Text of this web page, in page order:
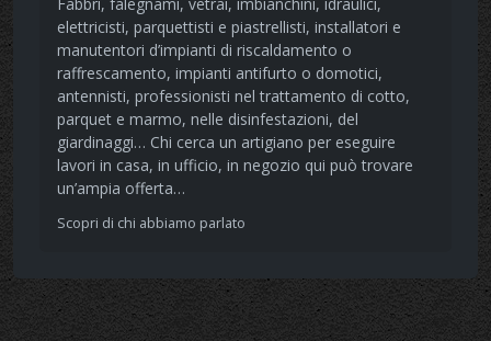
elettricisti, parquettisti e piastrellisti, installatori e
manutentori d’impianti di riscaldamento o
raffrescamento, impianti antifurto o domotici,
antennisti, professionisti nel trattamento di cotto,
parquet e marmo, nelle disinfestazioni, del
giardinaggi… Chi cerca un artigiano per eseguire
lavori in casa, in ufficio, in negozio qui può trovare
un’ampia offerta…
Scopri di chi abbiamo parlato